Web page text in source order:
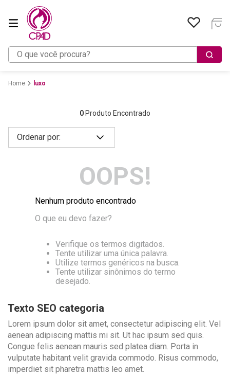
O que você procura?
luxo
0 Produto Encontrado
OOPS!
Nenhum produto encontrado
O que eu devo fazer?
Verifique os termos digitados.
Tente utilizar uma única palavra.
Utilize termos genéricos na busca.
Tente utilizar sinônimos do termo
desejado.
Texto SEO categoria
Lorem ipsum dolor sit amet, consectetur adipiscing elit. Vel
aenean adipiscing mattis mi sit. Ut hac ipsum sed quis.
Congue felis aenean mauris sed platea diam. Porta in
vulputate habitant velit gravida commodo. Risus commodo,
imperdiet sit pharetra mattis leo amet.